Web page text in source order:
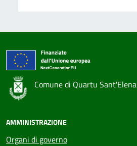
Comune di Quartu Sant'Elena
AMMINISTRAZIONE
Organi di governo